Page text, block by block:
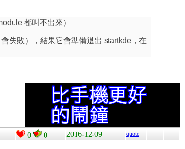
都叫不出來）
失敗），結果它會準備退出 startkde，在
0 0 2016-12-09 quote